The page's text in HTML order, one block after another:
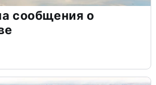
сообщения о